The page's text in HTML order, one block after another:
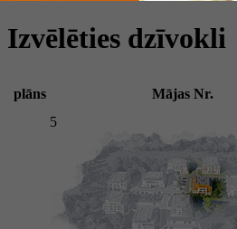
Izvēlēties dzīvokli
plāns Mājas Nr.
5